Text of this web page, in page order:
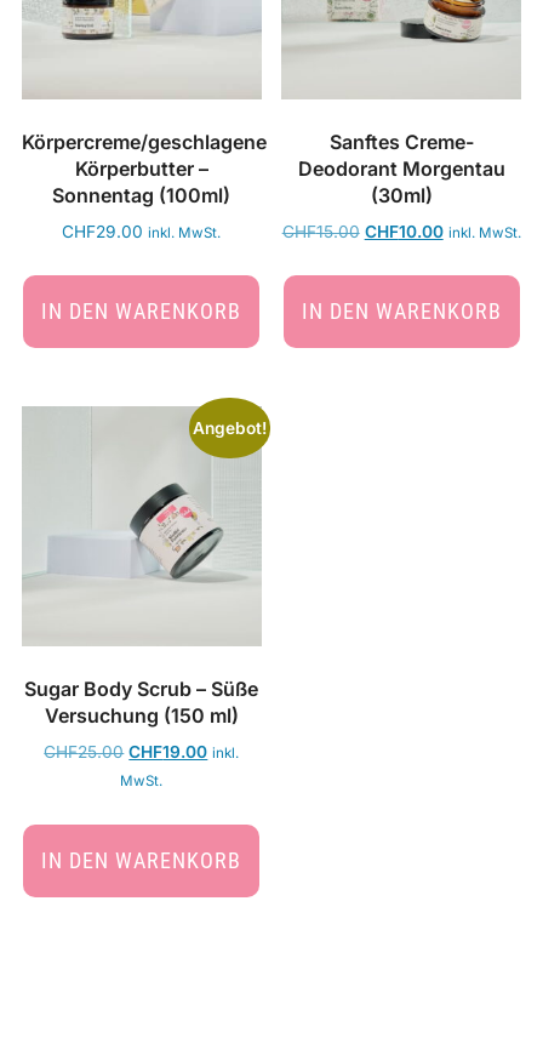
Körpercreme/geschlagene
Körperbutter –
Sonnentag (100ml)
CHF29.00 inkl. MwSt.
IN DEN WARENKORB
Sanftes Creme-
Deodorant Morgentau
(30ml)
CHF15.00 CHF10.00 inkl. MwSt.
IN DEN WARENKORB
Angebot!
Sugar Body Scrub – Süße
Versuchung (150 ml)
CHF25.00 CHF19.00 inkl.
MwSt.
IN DEN WARENKORB